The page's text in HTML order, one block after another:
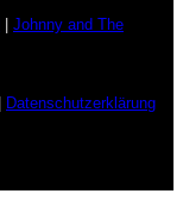
Johnny and The
Datenschutzerklärung